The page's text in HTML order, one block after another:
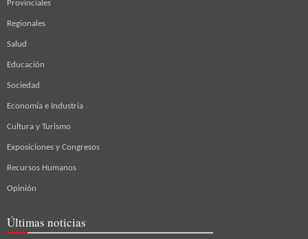
Provinciales
Regionales
Salud
Educación
Sociedad
Economía e Industria
Cultura y Turismo
Exposiciones y Congresos
Recursos Humanos
Opinión
Últimas noticias